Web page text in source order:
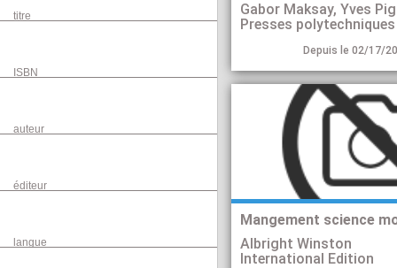
titre
ISBN
auteur
éditeur
langue
Gabor Maksay, Yves
Depuis le 02/17/
Mangement science
Albright Winston
International Edition